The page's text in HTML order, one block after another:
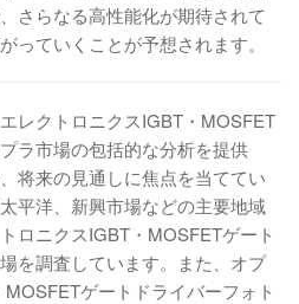
さらなる高性能化が期待されて
っていくことが予想されます。
レクトロニクスIGBT・MOSFET
ラ市場の包括的な分析を提供
将来の見通しに焦点を当ててい
平洋、新興市場などの主要地域
ロニクスIGBT・MOSFETゲート
を調査しています。また、オプ
ゲートドライバーフォト